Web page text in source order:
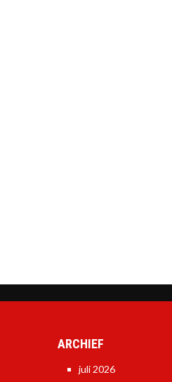
ARCHIEF
juli 2026